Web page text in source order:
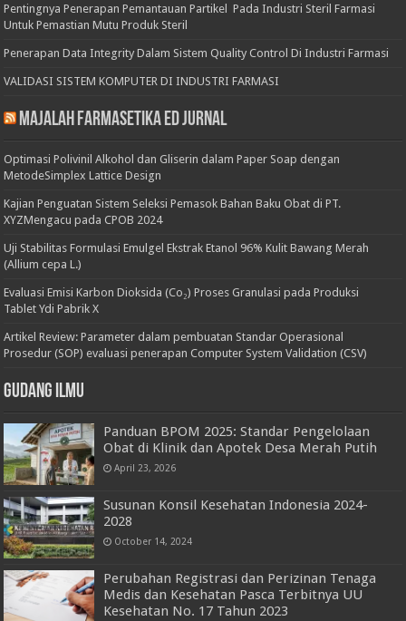
Pentingnya Penerapan Pemantauan Partikel Pada Industri Steril Farmasi
Untuk Pemastian Mutu Produk Steril
Penerapan Data Integrity Dalam Sistem Quality Control Di Industri Farmasi
VALIDASI SISTEM KOMPUTER DI INDUSTRI FARMASI
Majalah Farmasetika Ed Jurnal
Optimasi Polivinil Alkohol dan Gliserin dalam Paper Soap dengan
MetodeSimplex Lattice Design
Kajian Penguatan Sistem Seleksi Pemasok Bahan Baku Obat di PT.
XYZMengacu pada CPOB 2024
Uji Stabilitas Formulasi Emulgel Ekstrak Etanol 96% Kulit Bawang Merah
(Allium cepa L.)
Evaluasi Emisi Karbon Dioksida (Co₂) Proses Granulasi pada Produksi
Tablet Ydi Pabrik X
Artikel Review: Parameter dalam pembuatan Standar Operasional
Prosedur (SOP) evaluasi penerapan Computer System Validation (CSV)
Gudang Ilmu
Panduan BPOM 2025: Standar Pengelolaan
Obat di Klinik dan Apotek Desa Merah Putih
April 23, 2026
Susunan Konsil Kesehatan Indonesia 2024-
2028
October 14, 2024
Perubahan Registrasi dan Perizinan Tenaga
Medis dan Kesehatan Pasca Terbitnya UU
Kesehatan No. 17 Tahun 2023